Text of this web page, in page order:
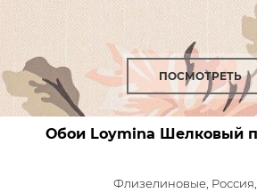
ПОСМОТРЕТЬ
Обои Loymina Шелковый
Флизелиновые, Россия,